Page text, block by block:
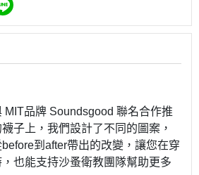
MIT品牌 Soundsgood 聯名合作推
子上，我們設計了不同的圖案，
到after帶出的改變，讓您在穿
，也能支持沙蚤衛教團隊幫助更多